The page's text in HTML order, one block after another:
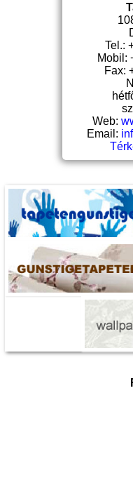
Tel.:
Mobil:
Fax:
Web:
Email: